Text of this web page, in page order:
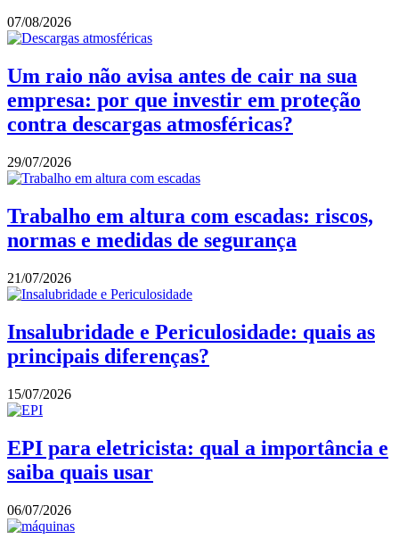
07/08/2026
Um raio não avisa antes de cair na sua
empresa: por que investir em proteção
contra descargas atmosféricas?
29/07/2026
Trabalho em altura com escadas: riscos,
normas e medidas de segurança
21/07/2026
Insalubridade e Periculosidade: quais as
principais diferenças?
15/07/2026
EPI para eletricista: qual a importância e
saiba quais usar
06/07/2026